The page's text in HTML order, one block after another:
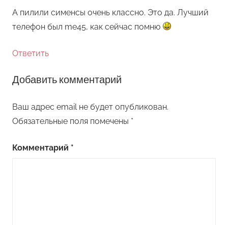
А пилили сименсы очень классно. Это да. Лучший
телефон был me45, как сейчас помню
Ответить
Добавить комментарий
Ваш адрес email не будет опубликован.
Обязательные поля помечены *
Комментарий *